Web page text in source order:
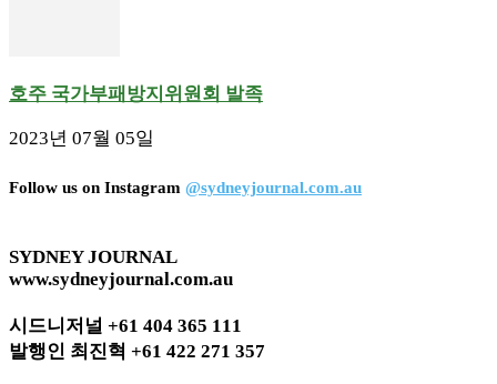
호주 국가부패방지위원회 발족
2023년 07월 05일
Follow us on Instagram @sydneyjournal.com.au
SYDNEY JOURNAL
www.sydneyjournal.com.au
시드니저널 +61 404 365 111
발행인 최진혁 +61 422 271 357